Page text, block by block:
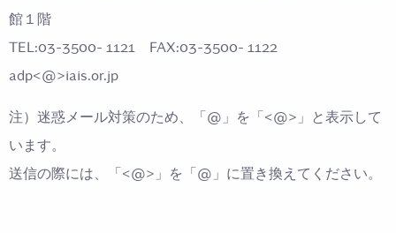
館１階
TEL:03-3500- 1121 FAX:03-3500- 1122
adp<@>iais.or.jp
注）迷惑メール対策のため、「@」を「<@>」と表示して
います。
送信の際には、「<@>」を「@」に置き換えてください。